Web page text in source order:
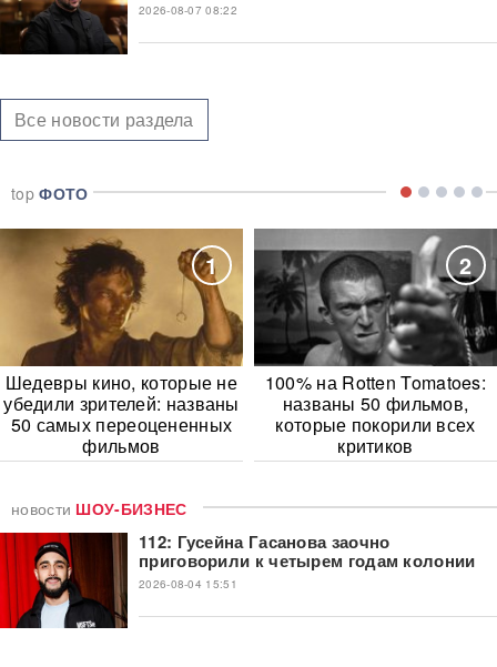
2026-08-07 08:22
Все новости раздела
topФОТО
1
Шедевры кино, которые не
убедили зрителей: названы
50 самых переоцененных
фильмов
2
100% на Rotten Tomatoes:
названы 50 фильмов,
которые покорили всех
критиков
новости ШОУ-БИЗНЕС
112: Гусейна Гасанова заочно
приговорили к четырем годам колонии
2026-08-04 15:51